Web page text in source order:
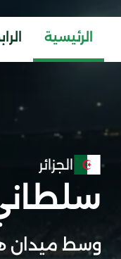
الرئيسية
الجزائر
وسط ميدان